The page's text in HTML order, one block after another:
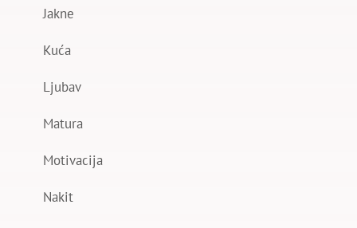
Jakne
Kuća
Ljubav
Matura
Motivacija
Nakit